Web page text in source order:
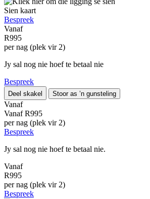
Sien kaart
Bespreek
Vanaf
R995
per nag (plek vir 2)
Jy sal nog nie hoef te betaal nie
Bespreek
Deel skakel Stoor as ’n gunsteling
Vanaf
Vanaf R995
per nag (plek vir 2)
Bespreek
Jy sal nog nie hoef te betaal nie.
Vanaf
R995
per nag (plek vir 2)
Bespreek